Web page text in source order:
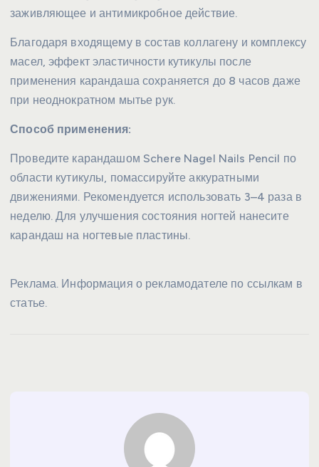
заживляющее и антимикробное действие.
Благодаря входящему в состав коллагену и комплексу
масел, эффект эластичности кутикулы после
применения карандаша сохраняется до 8 часов даже
при неоднократном мытье рук.
Способ применения:
Проведите карандашом Schere Nagel Nails Pencil по
области кутикулы, помассируйте аккуратными
движениями. Рекомендуется использовать 3–4 раза в
неделю. Для улучшения состояния ногтей нанесите
карандаш на ногтевые пластины.
Реклама. Информация о рекламодателе по ссылкам в
статье.